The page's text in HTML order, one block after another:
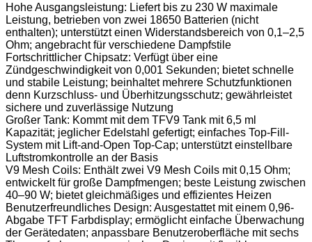
Hohe Ausgangsleistung: Liefert bis zu 230 W maximale
Leistung, betrieben von zwei 18650 Batterien (nicht
enthalten); unterstützt einen Widerstandsbereich von 0,1–2,5
Ohm; angebracht für verschiedene Dampfstile
Fortschrittlicher Chipsatz: Verfügt über eine
Zündgeschwindigkeit von 0,001 Sekunden; bietet schnelle
und stabile Leistung; beinhaltet mehrere Schutzfunktionen
denn Kurzschluss- und Überhitzungsschutz; gewährleistet
sichere und zuverlässige Nutzung
Großer Tank: Kommt mit dem TFV9 Tank mit 6,5 ml
Kapazität; jeglicher Edelstahl gefertigt; einfaches Top-Fill-
System mit Lift-and-Open Top-Cap; unterstützt einstellbare
Luftstromkontrolle an der Basis
V9 Mesh Coils: Enthält zwei V9 Mesh Coils mit 0,15 Ohm;
entwickelt für große Dampfmengen; beste Leistung zwischen
40–90 W; bietet gleichmäßiges und effizientes Heizen
Benutzerfreundliches Design: Ausgestattet mit einem 0,96-
Abgabe TFT Farbdisplay; ermöglicht einfache Überwachung
der Gerätedaten; anpassbare Benutzeroberfläche mit sechs